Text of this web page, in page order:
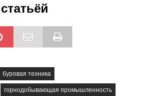
буровая техника
горнодобывающая промышленность